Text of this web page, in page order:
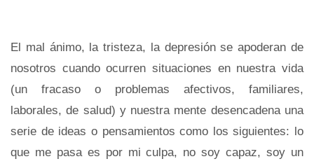
El mal ánimo, la tristeza, la depresión se apoderan de
nosotros cuando ocurren situaciones en nuestra vida
(un fracaso o problemas afectivos, familiares,
laborales, de salud) y nuestra mente desencadena una
serie de ideas o pensamientos como los siguientes: lo
que me pasa es por mi culpa, no soy capaz, soy un